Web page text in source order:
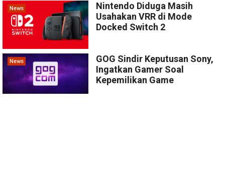
News
Nintendo Diduga Masih
Usahakan VRR di Mode
Docked Switch 2
News
GOG Sindir Keputusan Sony,
Ingatkan Gamer Soal
Kepemilikan Game